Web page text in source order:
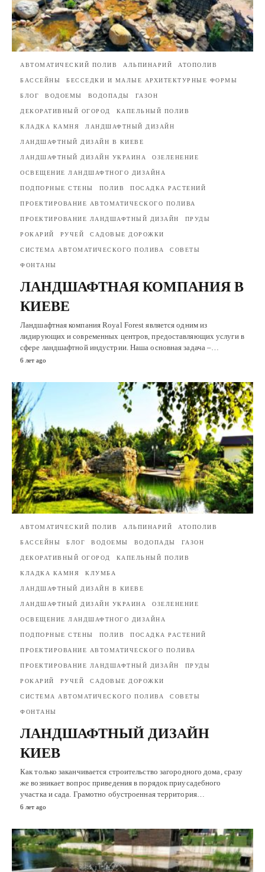
АВТОМАТИЧЕСКИЙ ПОЛИВ АЛЬПИНАРИЙ АТОПОЛИВ
БАССЕЙНЫ БЕССЕДКИ И МАЛЫЕ АРХИТЕКТУРНЫЕ ФОРМЫ
БЛОГ ВОДОЕМЫ ВОДОПАДЫ ГАЗОН
ДЕКОРАТИВНЫЙ ОГОРОД КАПЕЛЬНЫЙ ПОЛИВ
КЛАДКА КАМНЯ ЛАНДШАФТНЫЙ ДИЗАЙН
ЛАНДШАФТНЫЙ ДИЗАЙН В КИЕВЕ
ЛАНДШАФТНЫЙ ДИЗАЙН УКРАИНА ОЗЕЛЕНЕНИЕ
ОСВЕЩЕНИЕ ЛАНДШАФТНОГО ДИЗАЙНА
ПОДПОРНЫЕ СТЕНЫ ПОЛИВ ПОСАДКА РАСТЕНИЙ
ПРОЕКТИРОВАНИЕ АВТОМАТИЧЕСКОГО ПОЛИВА
ПРОЕКТИРОВАНИЕ ЛАНДШАФТНЫЙ ДИЗАЙН ПРУДЫ
РОКАРИЙ РУЧЕЙ САДОВЫЕ ДОРОЖКИ
СИСТЕМА АВТОМАТИЧЕСКОГО ПОЛИВА СОВЕТЫ
ФОНТАНЫ
ЛАНДШАФТНАЯ КОМПАНИЯ В
КИЕВЕ
Ландшафтная компания Royal Forest является одним из
лидирующих и современных центров, предоставляющих услуги в
сфере ландшафтной индустрии. Наша основная задача –…
6 лет ago
АВТОМАТИЧЕСКИЙ ПОЛИВ АЛЬПИНАРИЙ АТОПОЛИВ
БАССЕЙНЫ БЛОГ ВОДОЕМЫ ВОДОПАДЫ ГАЗОН
ДЕКОРАТИВНЫЙ ОГОРОД КАПЕЛЬНЫЙ ПОЛИВ
КЛАДКА КАМНЯ КЛУМБА
ЛАНДШАФТНЫЙ ДИЗАЙН В КИЕВЕ
ЛАНДШАФТНЫЙ ДИЗАЙН УКРАИНА ОЗЕЛЕНЕНИЕ
ОСВЕЩЕНИЕ ЛАНДШАФТНОГО ДИЗАЙНА
ПОДПОРНЫЕ СТЕНЫ ПОЛИВ ПОСАДКА РАСТЕНИЙ
ПРОЕКТИРОВАНИЕ АВТОМАТИЧЕСКОГО ПОЛИВА
ПРОЕКТИРОВАНИЕ ЛАНДШАФТНЫЙ ДИЗАЙН ПРУДЫ
РОКАРИЙ РУЧЕЙ САДОВЫЕ ДОРОЖКИ
СИСТЕМА АВТОМАТИЧЕСКОГО ПОЛИВА СОВЕТЫ
ФОНТАНЫ
ЛАНДШАФТНЫЙ ДИЗАЙН
КИЕВ
Как только заканчивается строительство загородного дома, сразу
же возникает вопрос приведения в порядок приусадебного
участка и сада. Грамотно обустроенная территория…
6 лет ago